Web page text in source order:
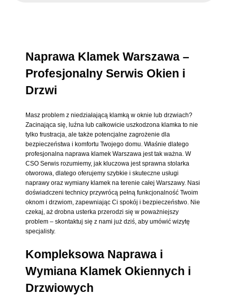
Naprawa Klamek Warszawa –
Profesjonalny Serwis Okien i
Drzwi
Masz problem z niedziałającą klamką w oknie lub drzwiach?
Zacinająca się, luźna lub całkowicie uszkodzona klamka to nie
tylko frustracja, ale także potencjalne zagrożenie dla
bezpieczeństwa i komfortu Twojego domu. Właśnie dlatego
profesjonalna naprawa klamek Warszawa jest tak ważna. W
CSO Serwis rozumiemy, jak kluczowa jest sprawna stolarka
otworowa, dlatego oferujemy szybkie i skuteczne usługi
naprawy oraz wymiany klamek na terenie całej Warszawy. Nasi
doświadczeni technicy przywrócą pełną funkcjonalność Twoim
oknom i drzwiom, zapewniając Ci spokój i bezpieczeństwo. Nie
czekaj, aż drobna usterka przerodzi się w poważniejszy
problem – skontaktuj się z nami już dziś, aby umówić wizytę
specjalisty.
Kompleksowa Naprawa i
Wymiana Klamek Okiennych i
Drzwiowych